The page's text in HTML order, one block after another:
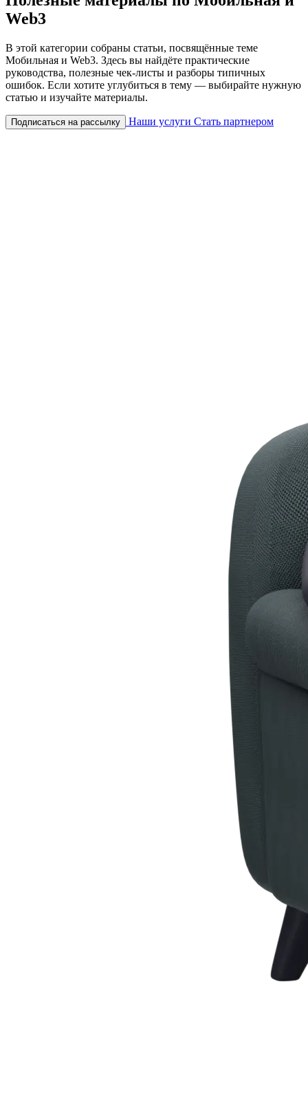
Web3
В этой категории собраны статьи, посвящённые теме
Мобильная и Web3. Здесь вы найдёте практические
руководства, полезные чек-листы и разборы типичных
ошибок. Если хотите углубиться в тему — выбирайте нужную
статью и изучайте материалы.
Подписаться на рассылку Наши услуги Стать партнером